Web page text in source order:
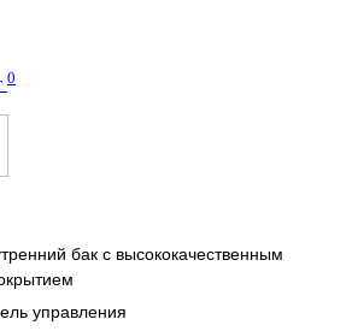
0
бак с высококачественным
управления